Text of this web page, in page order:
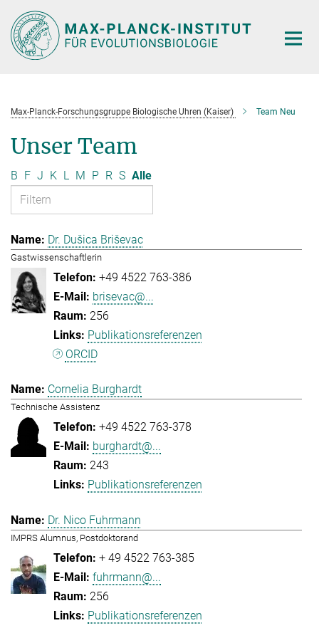
Hauptinhalt
Max-Planck-Forschungsgruppe Biologische Uhren (Kaiser) Team Neu
Unser Team
B F J K L M P R S Alle
Dr. Dušica Briševac
Gastwissenschaftlerin
+49 4522 763-386
brisevac@...
256
Publikationsreferenzen
ORCID
Cornelia Burghardt
Technische Assistenz
+49 4522 763-378
burghardt@...
243
Publikationsreferenzen
Dr. Nico Fuhrmann
IMPRS Alumnus, Postdoktorand
+ 49 4522 763-385
fuhrmann@...
256
Publikationsreferenzen